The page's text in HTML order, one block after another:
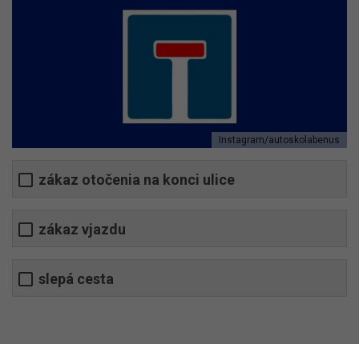
Instagram/autoskolabenus
zákaz otočenia na konci ulice
zákaz vjazdu
slepá cesta